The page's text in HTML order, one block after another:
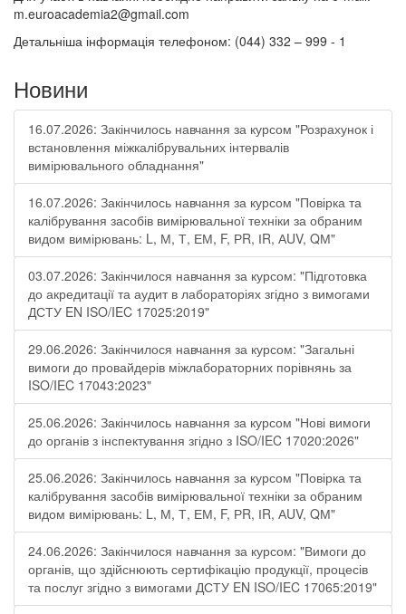
m.euroacademia2@gmail.com
Детальніша інформація телефоном: (044) 332 – 999 - 1
Новини
16.07.2026: Закінчилось навчання за курсом "Розрахунок і
встановлення міжкалібрувальних інтервалів
вимірювального обладнання"
16.07.2026: Закінчилось навчання за курсом "Повірка та
калібрування засобів вимірювальної техніки за обраним
видом вимірювань: L, М, Т, ЕМ, F, РR, ІR, АUV, QМ"
03.07.2026: Закінчилося навчання за курсом: "Підготовка
до акредитації та аудит в лабораторіях згідно з вимогами
ДСТУ EN ISO/IEC 17025:2019"
29.06.2026: Закінчилося навчання за курсом: "Загальні
вимоги до провайдерів міжлабораторних порівнянь за
ISO/IEC 17043:2023"
25.06.2026: Закінчилось навчання за курсом "Нові вимоги
до органів з інспектування згідно з ISO/IEC 17020:2026"
25.06.2026: Закінчилось навчання за курсом "Повірка та
калібрування засобів вимірювальної техніки за обраним
видом вимірювань: L, М, Т, ЕМ, F, РR, ІR, АUV, QМ"
24.06.2026: Закінчилося навчання за курсом: "Вимоги до
органів, що здійснюють сертифікацію продукції, процесів
та послуг згідно з вимогами ДСТУ EN ISO/IEC 17065:2019"